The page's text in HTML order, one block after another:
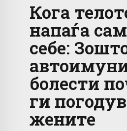
Кога
напаѓа
себе:
болести
ги
жените